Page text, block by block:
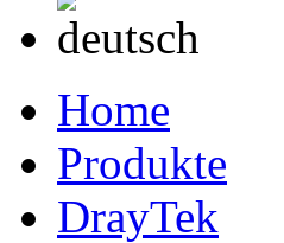
Home
Produkte
DrayTek